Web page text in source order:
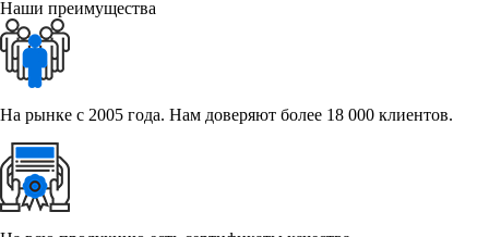
Наши преимущества
На рынке с 2005 года. Нам доверяют более 18 000 клиентов.